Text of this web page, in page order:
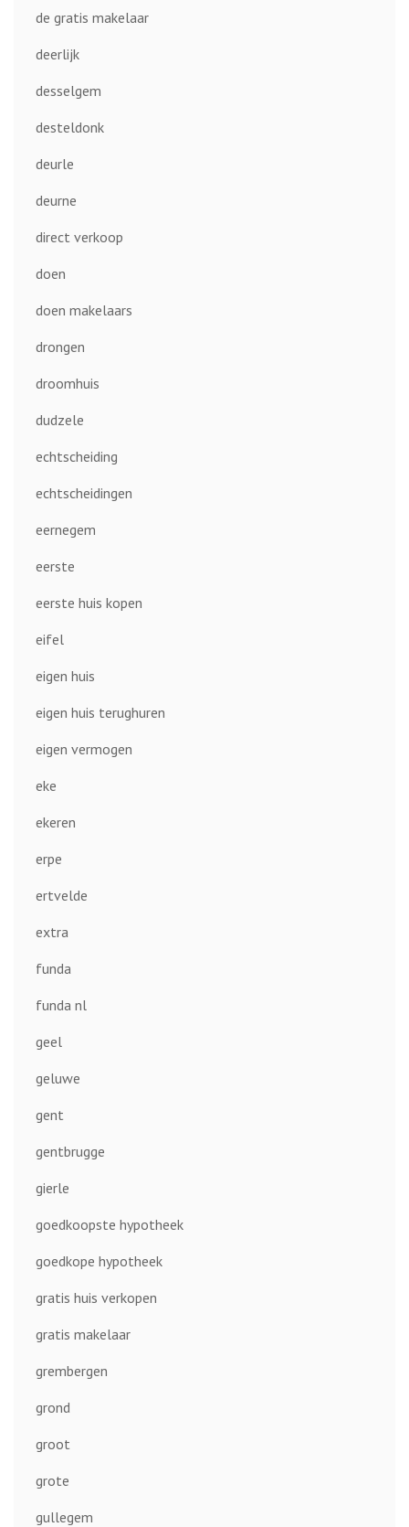
de gratis makelaar
deerlijk
desselgem
desteldonk
deurle
deurne
direct verkoop
doen
doen makelaars
drongen
droomhuis
dudzele
echtscheiding
echtscheidingen
eernegem
eerste
eerste huis kopen
eifel
eigen huis
eigen huis terughuren
eigen vermogen
eke
ekeren
erpe
ertvelde
extra
funda
funda nl
geel
geluwe
gent
gentbrugge
gierle
goedkoopste hypotheek
goedkope hypotheek
gratis huis verkopen
gratis makelaar
grembergen
grond
groot
grote
gullegem